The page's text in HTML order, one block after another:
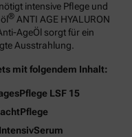
intensive Pflege und
® ANTI AGE HYALURON
AgeÖl sorgt für ein
Ausstrahlung.
mit folgendem Inhalt:
LSF 15